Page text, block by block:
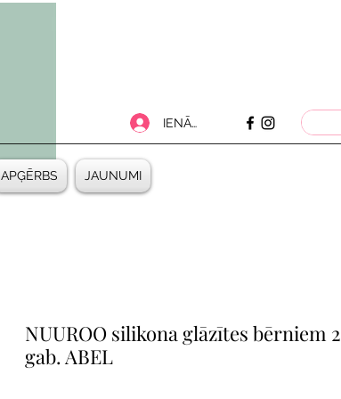
APĢĒRBS JAUNUMI
IENĀKT
NUUROO silikona glāzītes bērniem 2
gab. ABEL